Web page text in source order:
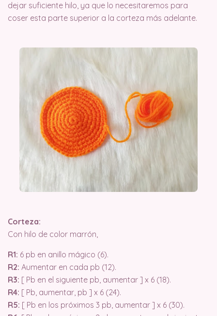
dejar suficiente hilo, ya que lo necesitaremos para
coser esta parte superior a la corteza más adelante.
Corteza:
Con hilo de color marrón,
R1: 6 pb en anillo mágico (6).
R2: Aumentar en cada pb (12).
R3: [ Pb en el siguiente pb, aumentar ] x 6 (18).
R4: [ Pb, aumentar, pb ] x 6 (24).
R5: [ Pb en los próximos 3 pb, aumentar ] x 6 (30).